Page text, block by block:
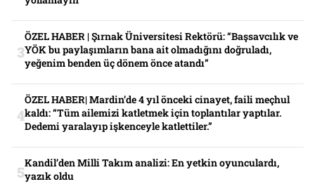
ÖZEL HABER | Şırnak Üniversitesi Rektörü: “Başsavcılık ve
YÖK bu paylaşımların bana ait olmadığını doğruladı,
yeğenim benden üç dönem önce atandı”
ÖZEL HABER| Mardin’de 4 yıl önceki cinayet, faili meçhul
kaldı: “Tüm ailemizi katletmek için toplantılar yaptılar.
Dedemi yaralayıp işkenceyle katlettiler.”
Kandil’den Milli Takım analizi: En yetkin oyunculardı,
yazık oldu